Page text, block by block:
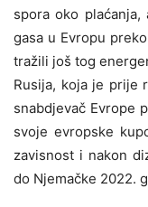
spora oko
gasa u Evropu
tražili još tog
Rusija, koja je prije
snabdjevač Evrope
svoje evropske
zavisnost i nakon
do Njemačke 2022.